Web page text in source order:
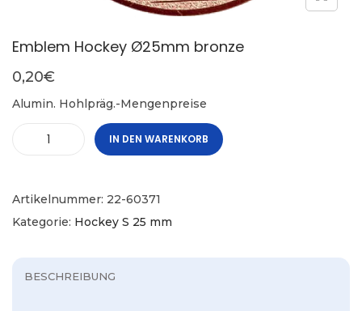
Emblem Hockey Ø25mm bronze
0,20€
Alumin. Hohlpräg.-Mengenpreise
IN DEN WARENKORB
Artikelnummer: 22-60371
Kategorie: Hockey S 25 mm
BESCHREIBUNG